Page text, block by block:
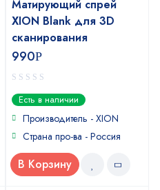
Матирующий спрей
XION Blank для 3D
сканирования
990Р
0
out
of
Есть в наличии
Производитель - XION
Страна про-ва - Россия
В Корзину